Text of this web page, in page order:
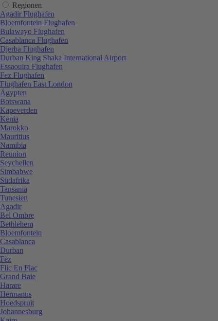
Regionen
Agadir Flughafen
Bloemfontein Flughafen
Bulawayo Flughafen
Casablanca Flughafen
Djerba Flughafen
Durban King Shaka International Airport
Essaouira Flughafen
Fez Flughafen
Flughafen East London
Ägypten
Botswana
Kapeverden
Kenia
Marokko
Mauritius
Namibia
Reunion
Seychellen
Simbabwe
Südafrika
Tansania
Tunesien
Agadir
Bel Ombre
Bethlehem
Bloemfontein
Casablanca
Durban
Fez
Flic En Flac
Grand Baie
Harare
Hermanus
Hoedspruit
Johannesburg